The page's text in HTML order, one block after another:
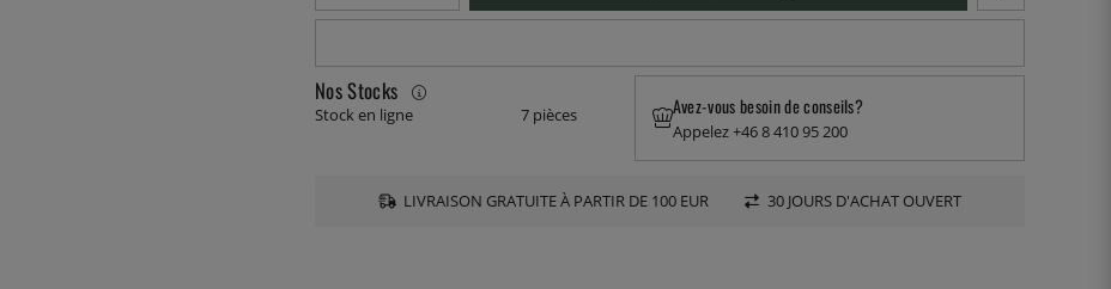
Nos Stocks
Stock en ligne 7 pièces Avez-vous besoin de conseils?
Appelez +46 8 410 95 200
LIVRAISON GRATUITE À PARTIR DE 100 EUR 30 JOURS D'ACHAT OUVERT